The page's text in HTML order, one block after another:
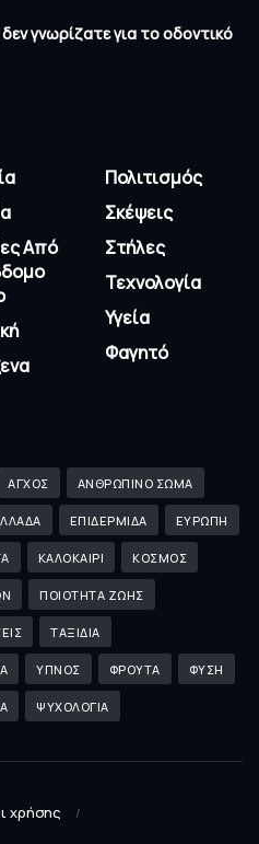
γνωρίζατε για το οδοντικό
Από
Πολιτισμός
Σκέψεις
Στήλες
Τεχνολογία
Υγεία
Φαγητό
ΑΓΧΟΣ ΑΝΘΡΩΠΙΝΟ ΣΩΜΑ
ΕΠΙΔΕΡΜΙΔΑ ΕΥΡΩΠΗ
ΚΑΛΟΚΑΙΡΙ ΚΟΣΜΟΣ
ΠΟΙΟΤΗΤΑ ΖΩΗΣ
ΤΑΞΙΔΙΑ
ΥΠΝΟΣ ΦΡΟΥΤΑ ΦΥΣΗ
ΨΥΧΟΛΟΓΙΑ
χρήσης